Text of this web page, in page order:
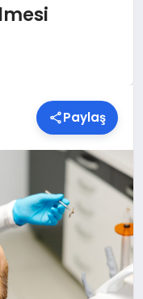
Paylaş